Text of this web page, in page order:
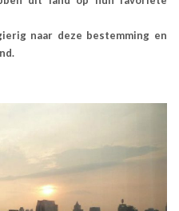
naar deze bestemming en